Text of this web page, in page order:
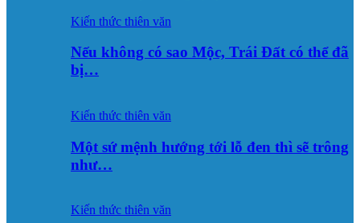
Kiến thức thiên văn
Nếu không có sao Mộc, Trái Đất có thể đã
bị…
Kiến thức thiên văn
Một sứ mệnh hướng tới lỗ đen thì sẽ trông
như…
Kiến thức thiên văn